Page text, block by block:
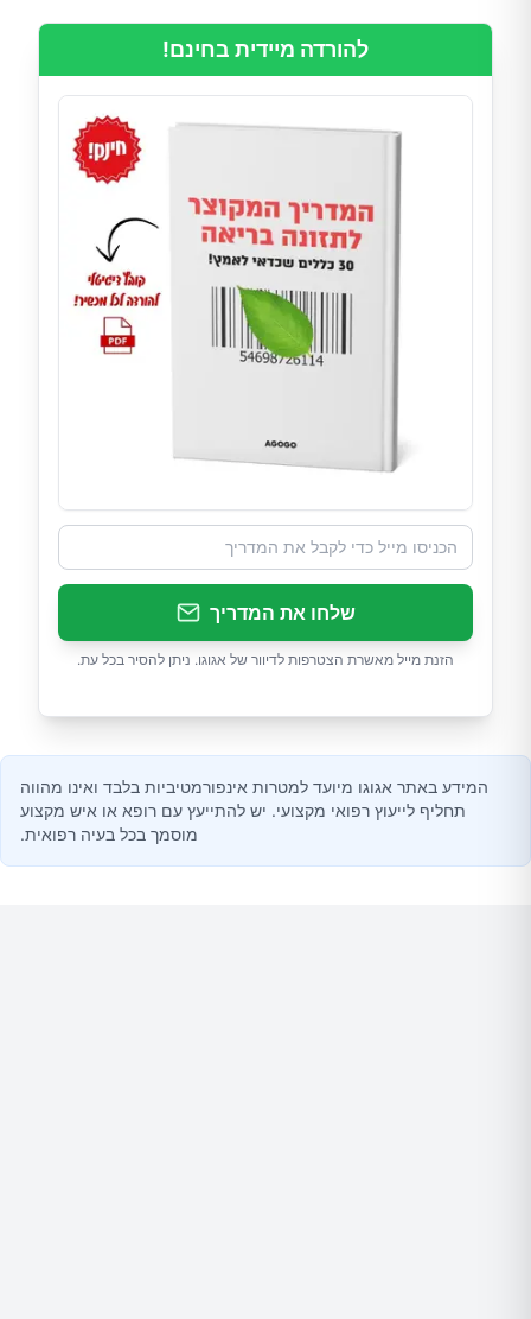
להורדה מיידית בחינם!
שלחו את המדריך
הזנת מייל מאשרת הצטרפות לדיוור של אגוגו. ניתן להסיר בכל עת.
המידע באתר אגוגו מיועד למטרות אינפורמטיביות בלבד ואינו מהווה
תחליף לייעוץ רפואי מקצועי. יש להתייעץ עם רופא או איש מקצוע
מוסמך בכל בעיה רפואית.